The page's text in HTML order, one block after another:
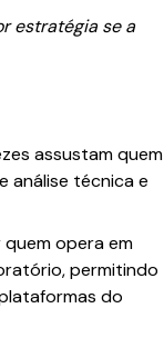
estratégia se a
assustam quem
análise técnica e
opera em
permitindo
do